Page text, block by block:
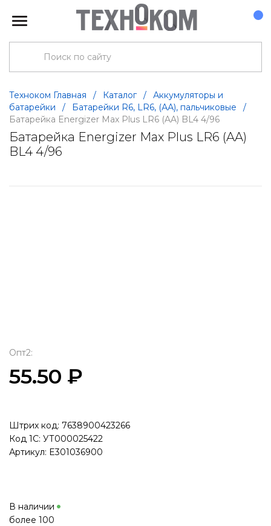
Техноком Главная / Каталог /
Аккумуляторы и
батарейки
/ Батарейки R6, LR6, (АА), пальчиковые
/
Батарейка Energizer Max Plus LR6 (AA) BL4 4/96
Батарейка Energizer Max Plus LR6 (AA)
BL4 4/96
Опт2:
55.50 ₽
Штрих код: 7638900423266
Код 1С: УТ000025422
Артикул: E301036900
В наличии
более 100